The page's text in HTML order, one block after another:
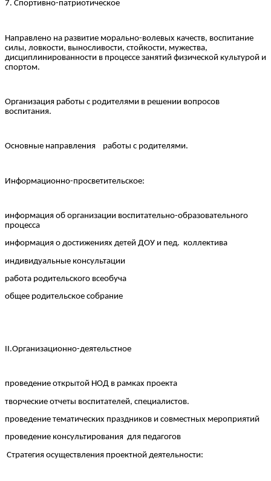
7. Спортивно-патриотическое
Направлено на развитие морально-волевых качеств, воспитание
силы, ловкости, выносливости, стойкости, мужества,
дисциплинированности в процессе занятий физической культурой и
спортом.
Организация работы с родителями в решении вопросов
воспитания.
Основные направления работы с родителями.
Информационно-просветительское:
информация об организации воспитательно-образовательного
процесса
информация о достижениях детей ДОУ и пед. коллектива
индивидуальные консультации
работа родительского всеобуча
общее родительское собрание
II.Организационно-деятельстное
проведение открытой НОД в рамках проекта
творческие отчеты воспитателей, специалистов.
проведение тематических праздников и совместных мероприятий
проведение консультирования для педагогов
Стратегия осуществления проектной деятельности: